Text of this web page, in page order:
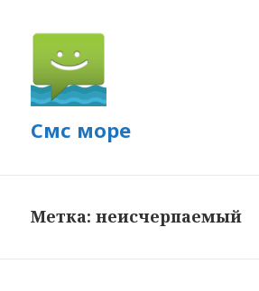
Смс море
Метка: неисчерпаемый